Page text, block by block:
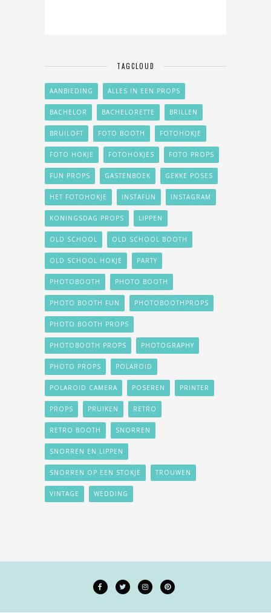
TAGCLOUD
AANBIEDING ALLES IN EEN PROPS
BACHELOR BACHELORETTE BRILLEN
BRUILOFT FOTO BOOTH FOTOHOKJE
FOTO HOKJE FOTOHOKJES FOTO PROPS
FUN PROPS GASTENBOEK GEKKE POSES
HET FOTOHOKJE INSTAFUN INSTAGRAM
KONINGSDAG PROPS LIPPEN
OLD SCHOOL OLD SCHOOL BOOTH
OLD SCHOOL HOKJE PARTY
PHOTOBOOTH PHOTO BOOTH
PHOTO BOOTH FUN PHOTOBOOTHPROPS
PHOTO BOOTH PROPS
PHOTOBOOTH PROPS PHOTOGRAPHY
PHOTO PROPS POLAROID
POLAROID CAMERA POSEREN PRINTER
PROPS PRUIKEN RETRO
RETRO BOOTH SNORREN
SNORREN EN LIPPEN
SNORREN OP EEN STOKJE TROUWEN
VINTAGE WEDDING